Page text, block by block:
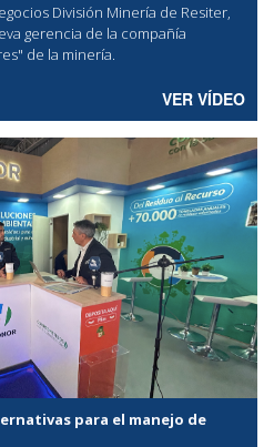
División Minería de Resiter,
gerencia de la compañía
de la minería.
VER VÍDEO
para el manejo de